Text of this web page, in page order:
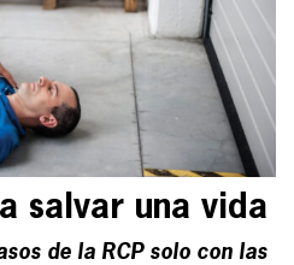
salvar una vida
de la RCP solo con las